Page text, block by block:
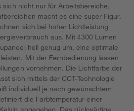
sich nicht nur für Arbeitsbereiche,
macht es eine super Figur.
sich bei hoher Lichtleistung
aus. Mit 4300 Lumen
hell genug um, eine optimale
Mit der Fernbedienung lassen
vornehmen. Die Lichtfarbe der
sich mittels der CCT-Technologie
individuell je nach gewünschtem
die Farbtemperatur einer
angegeben. Das rückwärtige,